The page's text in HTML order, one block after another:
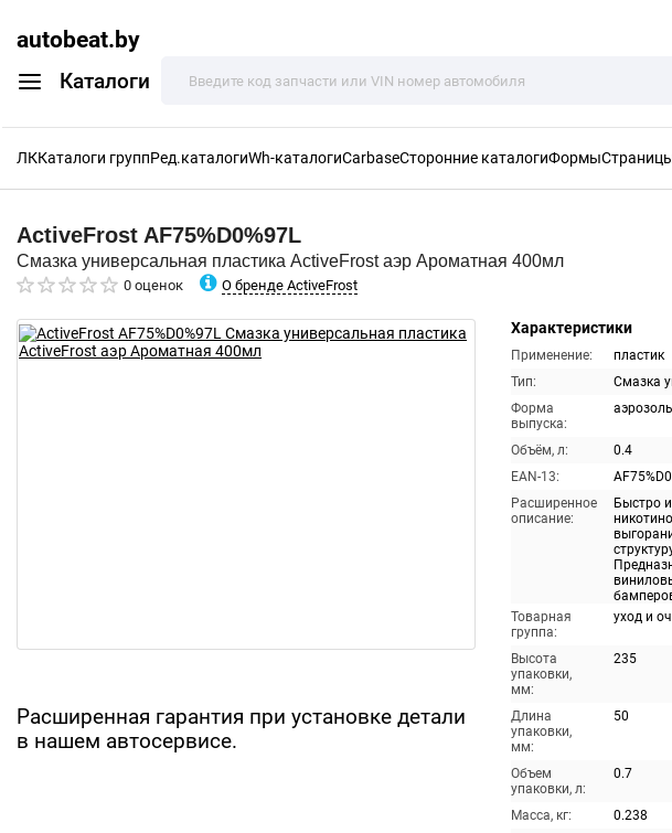
autobeat.by
Каталоги
ЛККаталоги группРед.каталогиWh-каталогиCarbaseСторонние каталогиФормы
ActiveFrost AF75%D0%97L
Смазка универсальная пластика ActiveFrost аэр Ароматная 400мл
0 оценок О бренде ActiveFrost
Расширенная гарантия при установке детали
в нашем автосервисе.
Характеристики
Применение:
пластик
Тип:
Смазка
Форма
выпуска:
аэрозоль
Объём, л:
0.4
EAN-13:
Расширенное
описание:
Быстро
Товарная
группа:
уход и
Высота
упаковки,
мм:
235
Длина
упаковки,
мм:
50
Объем
упаковки, л:
0.7
Масса, кг:
0.238